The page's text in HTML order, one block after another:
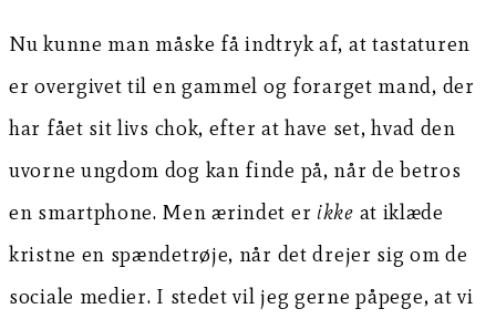
Nu kunne man måske få indtryk af, at tastaturen
er overgivet til en gammel og forarget mand, der
har fået sit livs chok, efter at have set, hvad den
uvorne ungdom dog kan finde på, når de betros
en smartphone. Men ærindet er ikke at iklæde
kristne en spændetrøje, når det drejer sig om de
sociale medier. I stedet vil jeg gerne påpege, at vi